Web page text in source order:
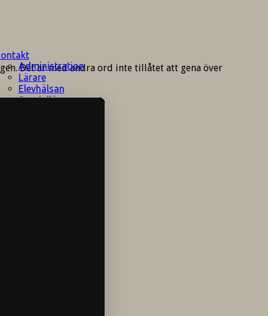
Administration
Lärare
Elevhälsan
Speciallärare
Det är med andra ord inte tillåtet att gena över